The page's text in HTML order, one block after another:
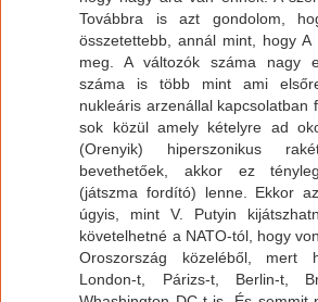
Továbbra is azt gondolom,
összetettebb, annál mint, hogy
meg. A változók száma nagy
száma is több mint ami
nukleáris arzenállal kapcsolatban
sok közül amely kételyre ad
(Orenyik) hiperszonikus
bevethetőek, akkor ez
(játszma fordító) lenne. Ekkor
úgyis, mint V. Putyin
követelhetné a NATO-tól, hogy
Oroszország közeléből, mert
London-t, Párizs-t, Berlin-t,